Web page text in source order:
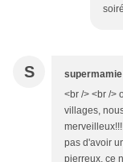
S supermamie
<br /> <br />
villages,
pas d'avoir
pierreux, ce